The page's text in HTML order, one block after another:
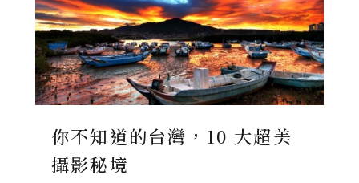
你不知道的台灣，10 大超美
攝影秘境